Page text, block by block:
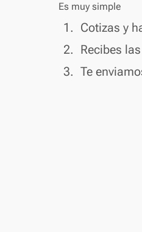
Es muy simple
done
1. Cotizas y
done
2. Recibes
done
3. Te